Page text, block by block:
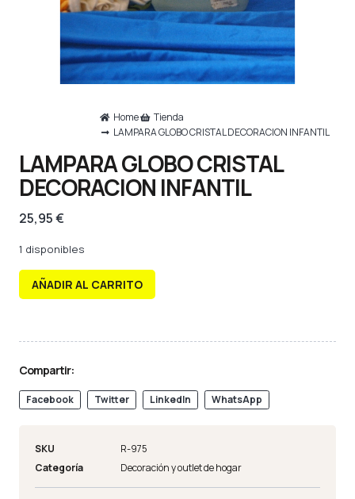
Home
Tienda
LAMPARA GLOBO CRISTAL DECORACION INFANTIL
LAMPARA GLOBO CRISTAL
DECORACION INFANTIL
25,95€
1 disponibles
AÑADIR AL CARRITO
Compartir:
Facebook Twitter LinkedIn WhatsApp
SKU
R-975
Categoría
Decoración y outlet de hogar